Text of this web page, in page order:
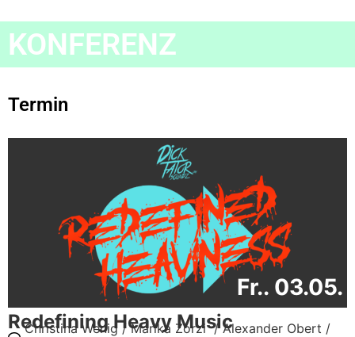
KONFERENZ
Termin
Fr.. 03.05.
Redefining Heavy Music
Christina Wenig /Marika Zorzi /Alexander Obert /